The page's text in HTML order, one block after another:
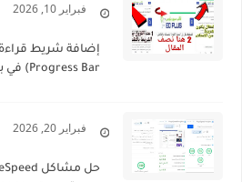
فبراير 10, 2026
Progress Bar) في بلوجر
فبراير 20, 2026